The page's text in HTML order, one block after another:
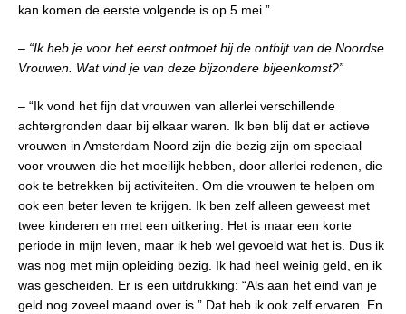
kan komen de eerste volgende is op 5 mei.”
– “Ik heb je voor het eerst ontmoet bij de ontbijt van de Noordse
Vrouwen. Wat vind je van deze bijzondere bijeenkomst?”
– “Ik vond het fijn dat vrouwen van allerlei verschillende
achtergronden daar bij elkaar waren. Ik ben blij dat er actieve
vrouwen in Amsterdam Noord zijn die bezig zijn om speciaal
voor vrouwen die het moeilijk hebben, door allerlei redenen, die
ook te betrekken bij activiteiten. Om die vrouwen te helpen om
ook een beter leven te krijgen. Ik ben zelf alleen geweest met
twee kinderen en met een uitkering. Het is maar een korte
periode in mijn leven, maar ik heb wel gevoeld wat het is. Dus ik
was nog met mijn opleiding bezig. Ik had heel weinig geld, en ik
was gescheiden. Er is een uitdrukking: “Als aan het eind van je
geld nog zoveel maand over is.” Dat heb ik ook zelf ervaren. En